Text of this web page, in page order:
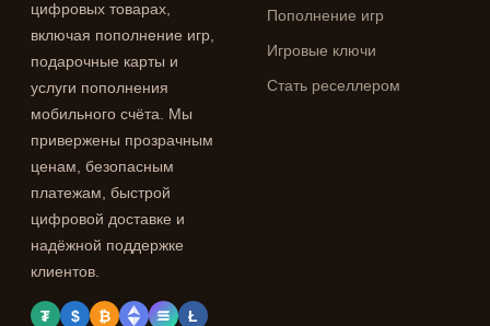
цифровых товарах,
включая пополнение игр,
подарочные карты и
услуги пополнения
мобильного счёта. Мы
привержены прозрачным
ценам, безопасным
платежам, быстрой
цифровой доставке и
надёжной поддержке
клиентов.
₮ $ ₿ Ł
Пополнение игр
Игровые ключи
Стать реселлером